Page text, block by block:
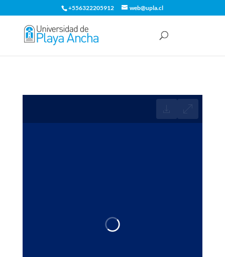
+556322205912 web@upla.cl